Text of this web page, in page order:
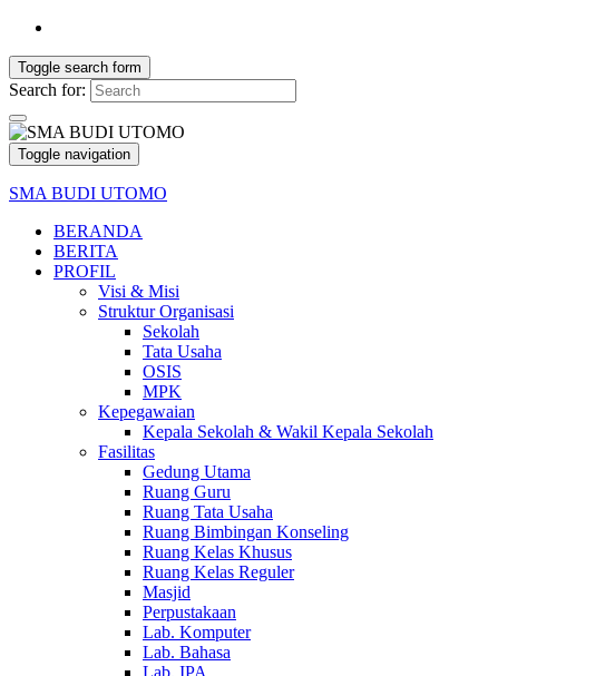
Toggle search form
Search for:
Toggle navigation
SMA BUDI UTOMO
BERANDA
BERITA
PROFIL
Visi & Misi
Struktur Organisasi
Sekolah
Tata Usaha
OSIS
MPK
Kepegawaian
Kepala Sekolah & Wakil Kepala Sekolah
Fasilitas
Gedung Utama
Ruang Guru
Ruang Tata Usaha
Ruang Bimbingan Konseling
Ruang Kelas Khusus
Ruang Kelas Reguler
Masjid
Perpustakaan
Lab. Komputer
Lab. Bahasa
Lab. IPA